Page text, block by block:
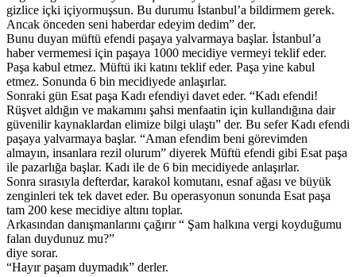
gizlice içki içiyormuşsun. Bu durumu İstanbul’a bildirmem gerek.
Ancak önceden seni haberdar edeyim dedim” der.
Bunu duyan müftü efendi paşaya yalvarmaya başlar. İstanbul’a
haber vermemesi için paşaya 1000 mecidiye vermeyi teklif eder.
Paşa kabul etmez. Müftü iki katını teklif eder. Paşa yine kabul
etmez. Sonunda 6 bin mecidiyede anlaşırlar.
Sonraki gün Esat paşa Kadı efendiyi davet eder. “Kadı efendi!
Rüşvet aldığın ve makamını şahsi menfaatin için kullandığına dair
güvenilir kaynaklardan elimize bilgi ulaştı” der. Bu sefer Kadı efendi
paşaya yalvarmaya başlar. “Aman efendim beni görevimden
almayın, insanlara rezil olurum” diyerek Müftü efendi gibi Esat paşa
ile pazarlığa başlar. Kadı ile de 6 bin mecidiyede anlaşırlar.
Sonra sırasıyla defterdar, karakol komutanı, esnaf ağası ve büyük
zenginleri tek tek davet eder. Bu operasyonun sonunda Esat paşa
tam 200 kese mecidiye altını toplar.
Arkasından danışmanlarını çağırır “ Şam halkına vergi koyduğumu
falan duydunuz mu?”
diye sorar.
“Hayır paşam duymadık” derler.